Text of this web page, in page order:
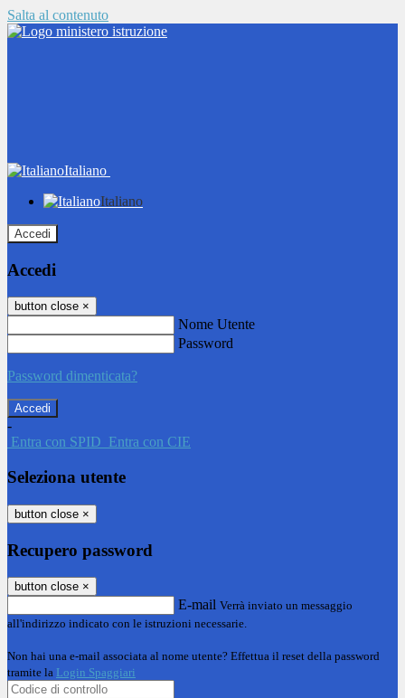
Salta al contenuto
Italiano
Italiano
Accedi
Accedi
button close ×
Nome Utente
Password
Password dimenticata?
-
Entra con SPID Entra con CIE
Seleziona utente
button close ×
Recupero password
button close ×
E-mail Verrà inviato un messaggio
all'indirizzo indicato con le istruzioni necessarie.
Non hai una e-mail associata al nome utente? Effettua il reset della password
tramite la Login Spaggiari